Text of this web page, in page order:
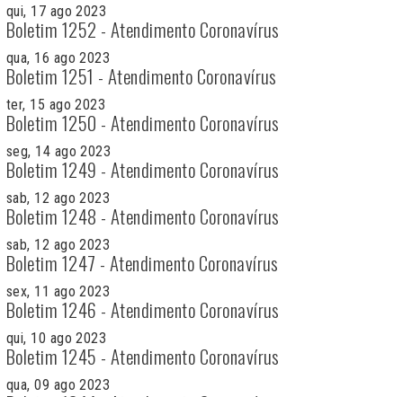
qui, 17 ago 2023
Boletim 1252 - Atendimento Coronavírus
qua, 16 ago 2023
Boletim 1251 - Atendimento Coronavírus
ter, 15 ago 2023
Boletim 1250 - Atendimento Coronavírus
seg, 14 ago 2023
Boletim 1249 - Atendimento Coronavírus
sab, 12 ago 2023
Boletim 1248 - Atendimento Coronavírus
sab, 12 ago 2023
Boletim 1247 - Atendimento Coronavírus
sex, 11 ago 2023
Boletim 1246 - Atendimento Coronavírus
qui, 10 ago 2023
Boletim 1245 - Atendimento Coronavírus
qua, 09 ago 2023